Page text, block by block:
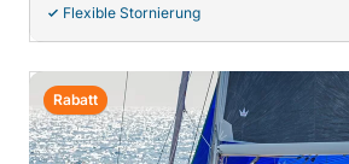
Flexible Stornierung
Rabatt